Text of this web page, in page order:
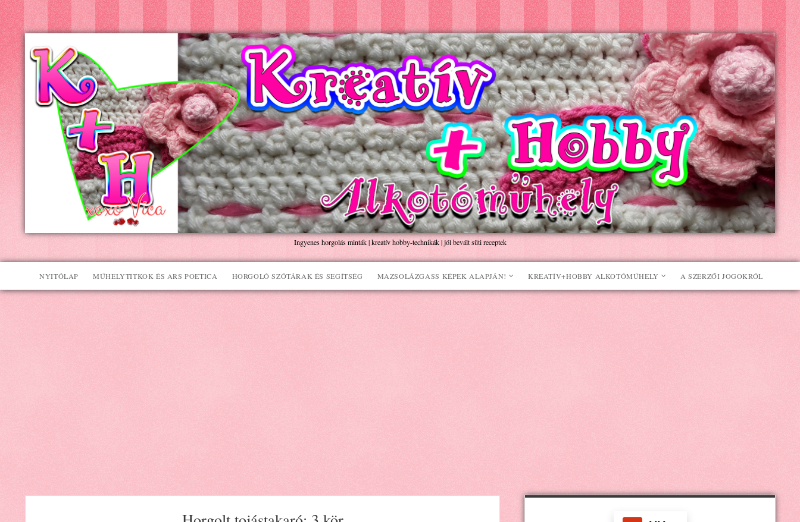
Kreatív+Hobby
Alkotóműhely
Ingyenes horgolás minták | kreatív hobby-technikák | jól bevált süti receptek
NYITÓLAP MŰHELYTITKOK ÉS ARS POETICA HORGOLÓ SZÓTÁRAK ÉS SEGÍTSÉG MAZSOLÁZGASS KÉPEK ALAPJÁN! KREATÍV+HOBBY ALKOTÓMŰHELY A SZERZŐI JOGOKRÓL